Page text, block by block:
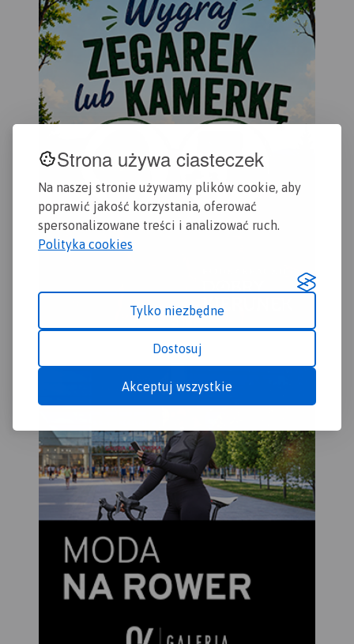
Strona używa ciasteczek
Na naszej stronie używamy plików cookie, aby
poprawić jakość korzystania, oferować
spersonalizowane treści i analizować ruch.
Polityka cookies
Tylko niezbędne
Dostosuj
Akceptuj wszystkie
przydatne turyście. Podano
aktualne przebiegi szlaków
pieszych, rowerowych,
konnych, nordic walking i
konnych, łącznie z
kilometrażem.